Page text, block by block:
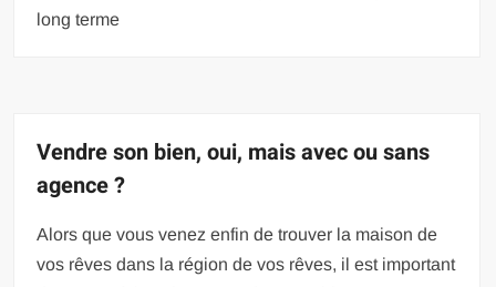
long terme
Vendre son bien, oui, mais avec ou sans
agence ?
Alors que vous venez enfin de trouver la maison de
vos rêves dans la région de vos rêves, il est important